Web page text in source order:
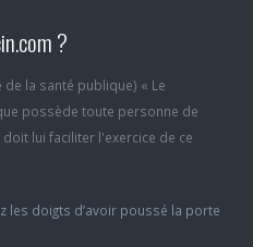
?
de la santé publique) « Le
possède toute personne de
lui faciliter l'exercice de ce
les doigts d’avoir poussé la porte